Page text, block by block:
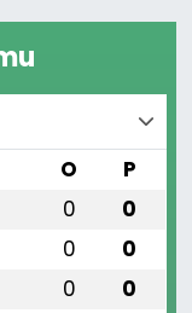
O P
0 0
0 0
0 0